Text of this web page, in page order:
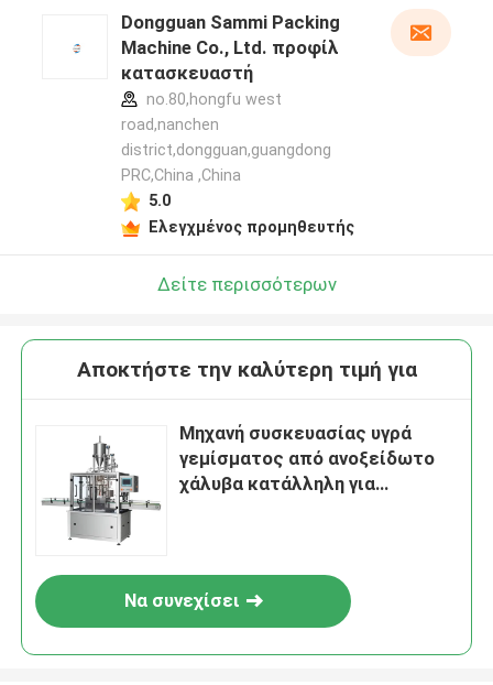
Dongguan Sammi Packing
Machine Co., Ltd. προφίλ
κατασκευαστή
no.80,hongfu west
road,nanchen
district,dongguan,guangdong
PRC,China ,China
5.0
Ελεγχμένος προμηθευτής
Δείτε περισσότερων
Αποκτήστε την καλύτερη τιμή για
Μηχανή συσκευασίας υγρά
γεμίσματος από ανοξείδωτο
χάλυβα κατάλληλη για
Να συνεχίσει